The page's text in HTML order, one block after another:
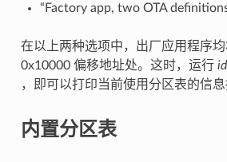
“Factory app, two OTA
在以上两种选项中，出厂应用程序
0x10000 偏移地址处。这时，运行
，即可以打印当前使用分区表的信息
内置分区表